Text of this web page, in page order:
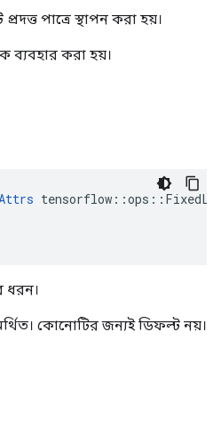
পাত্রে স্থাপন করা হয়।
ব্যবহার করা হয়।
ধরন।
কোনোটির জন্যই ডিফল্ট নয়।